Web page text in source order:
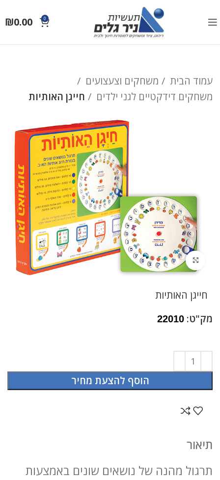
0
₪0.00
עמוד הבית
משחקים וצעצועים
משחקים דידקטיים לגני ילדים
חייגן האותיות
לחץ להגדלה
חייגן האותיות
מק"ט: 22010
הוסף להצעת מחיר
תיאור
תרגול מהנה של נושאים שונים באמצעות